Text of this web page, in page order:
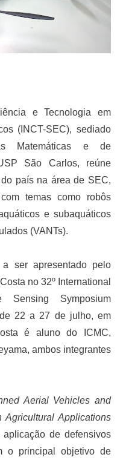
e Tecnologia em
(INCT-SEC), sediado
Matemáticas e de
São Carlos, reúne
país na área de SEC,
temas como robôs
e subaquáticos
(VANTs).
ser apresentado pelo
no 32º International
Sensing Symposium
22 a 27 de julho, em
é aluno do ICMC,
ambos integrantes
Aerial Vehicles and
Applications
de defensivos
o principal objetivo de